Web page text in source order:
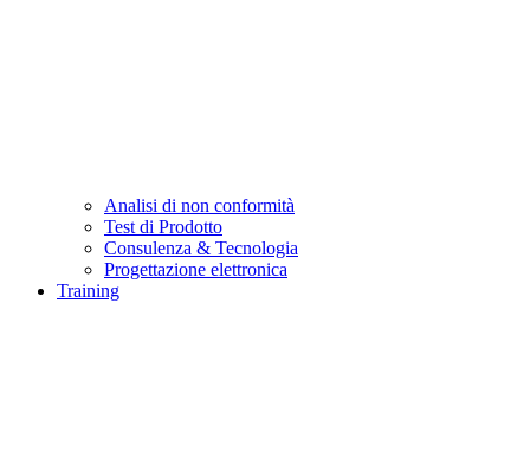
Analisi di non conformità
Test di Prodotto
Consulenza & Tecnologia
Progettazione elettronica
Training